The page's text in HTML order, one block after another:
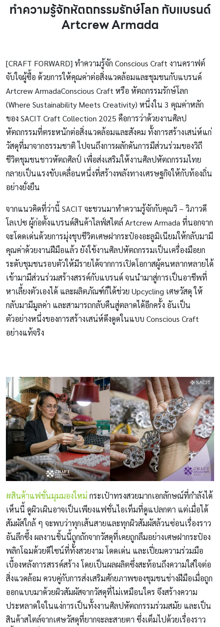
ทำความรู้จักหัตถกรรมรักษ์โลก กับแบรนด์
Artcrew Armada
[CRAFT FORWARD] ทำความรู้จัก Conscious Craft งานคราฟต์
จับใจผู้ซื้อ ด้วยการให้คุณค่าต่อสิ่งแวดล้อมและชุมชนกับแบรนด์
Artcrew ArmadaConscious Craft หรือ หัตถกรรมรักษ์โลก
(Where Sustainability Meets Creativity) หนึ่งใน 3 คุณค่าหลัก
ของ SACIT Craft Collection 2025 คือการว่าด้วยงานศิลป
หัตถกรรมที่ตระหนักต่อสิ่งแวดล้อมและสังคม ทั้งการสร้างเสน่ห์แก่
วัสดุที่มาจากธรรมชาติ ไปจนถึงการผลักดันการมีส่วนร่วมของวิถี
ชีวิตชุมชนชาวหัตถศิลป์ เพื่อส่งเสริมให้งานศิลปหัตถกรรมไทย
กลายเป็นแรงขับเคลื่อนหนึ่งที่สร้างพลังทางเศรษฐกิจให้กับท้องถิ่น
อย่างยั่งยืน
จากแนวคิดที่ว่านี้ SACIT จะชวนมาทำความรู้จักกับคุณวิ – วิภาวดี
โลเปซ ผู้ก่อตั้งแบรนด์สินค้าไลฟ์สไตล์ Artcrew Armada ที่นอกจาก
จะโดดเด่นด้วยการมุ่งชุบชีวิตเศษฝากระป๋องอะลูมิเนียมให้กลับมามี
คุณค่าด้วยงานฝีมือแล้ว ยังใช้งานศิลปหัตถกรรมเป็นเครื่องมือยก
ระดับชุมชนรอบตัวให้มีรายได้จากการเปิดโอกาสผู้คนหลากหลายได้
เข้ามามีส่วนร่วมสร้างสรรค์กับแบรนด์ จนนำมาสู่การเป็นอาชีพที่
หาเลี้ยงตัวเองได้ และผลิตภัณฑ์ก็ได้ช่วย Upcycling เศษวัสดุ ให้
กลับมามีมูลค่า และสามารถกลับคืนสู่ตลาดได้อีกครั้ง อันเป็น
ตัวอย่างหนึ่งของการสร้างเสน่ห์ดึงดูดในแบบ Conscious Craft
อย่างแท้จริง
#สินค้าแฟชั่นมุมมองใหม่ กระเป๋าทรงสวยมากเอกลักษณ์ที่กำลังได้
เห็นนี้ ดูผิวเผินอาจเป็นเพียงแฟชั่นไอเท็มที่ดูแปลกตา แต่เมื่อได้
สัมผัสใกล้ ๆ จะพบว่าทุกเส้นสายและทุกผิวสัมผัสล้วนซ่อนเรื่องราว
อันลึกซึ้ง ผลงานชิ้นนี้ถูกถักจากวัสดุที่เคยถูกลืมอย่างเศษฝากระป๋อง
พลิกโฉมด้วยดีไซน์ที่ทั้งสวยงาม โดดเด่น และเปี่ยมความร่วมมือ
เบื้องหลังการสรรค์สร้าง โดยเป็นผลผลิตซึ่งสะท้อนถึงความใส่ใจต่อ
สิ่งแวดล้อม ควบคู่กับการส่งเสริมศักยภาพของชุมชนช่างฝีมือเมื่อถูก
ออกแบบมาด้วยผิวสัมผัสจากวัสดุที่ไม่เหมือนใคร จึงสร้างความ
ประหลาดใจในแง่การเป็นทั้งงานศิลปหัตถกรรมร่วมสมัย และเป็น
สินค้าสไตล์จากเศษวัสดุที่ยากจะละสายตา ซึ่งเต็มไปด้วยเรื่องราว